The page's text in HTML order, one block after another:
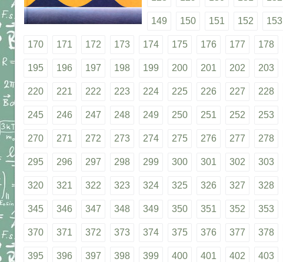
149 150 151 152 153
170 171 172 173 174 175 176 177 178
195 196 197 198 199 200 201 202 203
220 221 222 223 224 225 226 227 228
245 246 247 248 249 250 251 252 253
270 271 272 273 274 275 276 277 278
295 296 297 298 299 300 301 302 303
320 321 322 323 324 325 326 327 328
345 346 347 348 349 350 351 352 353
370 371 372 373 374 375 376 377 378
395 396 397 398 399 400 401 402 403